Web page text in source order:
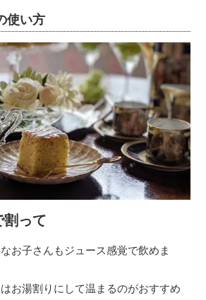
使い方
割って
お子さんもジュース感覚で飲めま
お湯割りにして温まるのがおすすめ